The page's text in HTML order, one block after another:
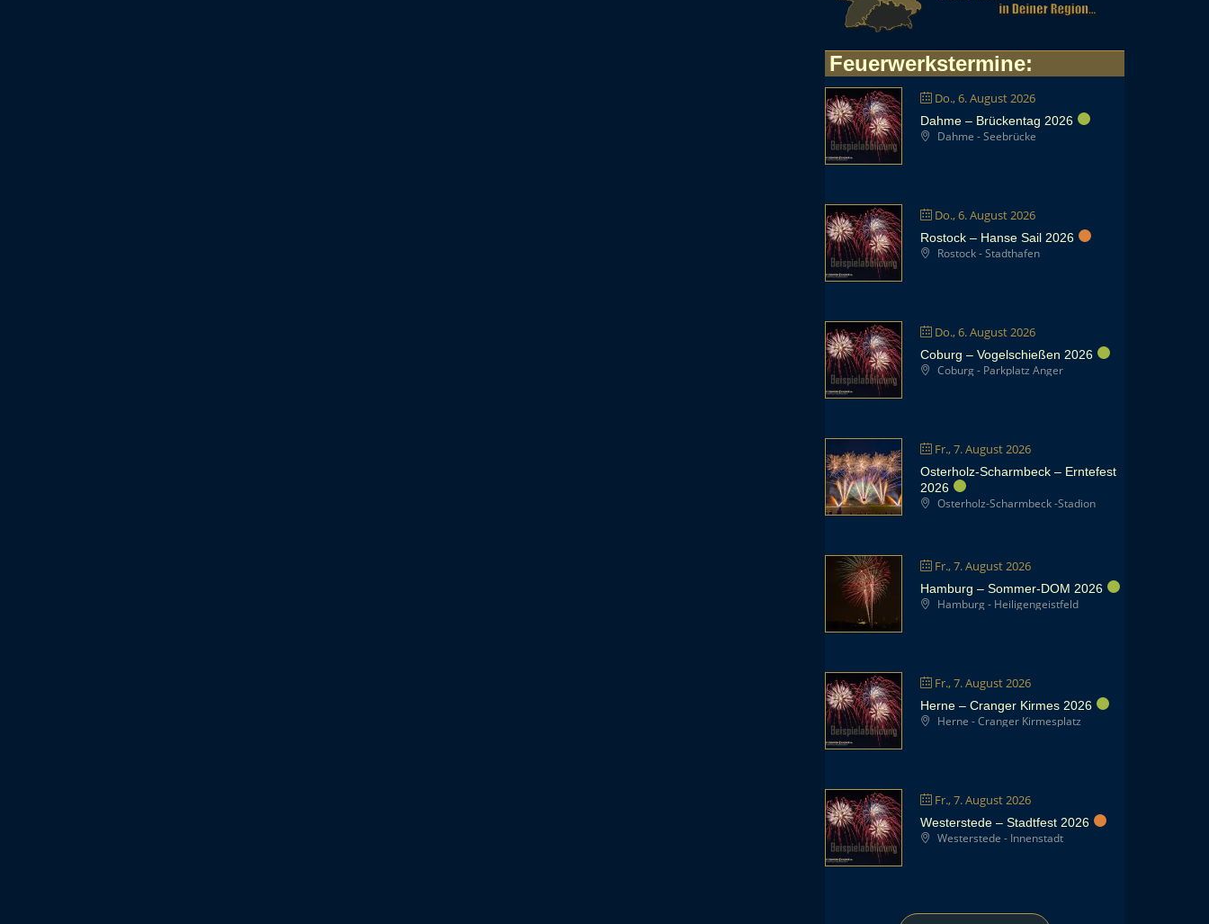
Feuerwerkstermine:
Do., 6. August 2026
Dahme – Brückentag 2026
Dahme - Seebrücke
Do., 6. August 2026
Rostock – Hanse Sail 2026
Rostock - Stadthafen
Do., 6. August 2026
Coburg – Vogelschießen 2026
Coburg - Parkplatz Anger
Fr., 7. August 2026
Osterholz-Scharmbeck – Erntefest
2026
Osterholz-Scharmbeck -Stadion
Fr., 7. August 2026
Hamburg – Sommer-DOM 2026
Hamburg - Heiligengeistfeld
Fr., 7. August 2026
Herne – Cranger Kirmes 2026
Herne - Cranger Kirmesplatz
Fr., 7. August 2026
Westerstede – Stadtfest 2026
Westerstede - Innenstadt